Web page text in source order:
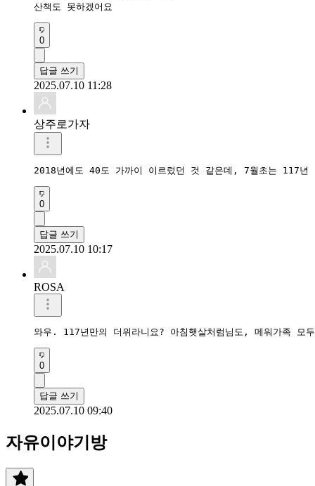
산책도 못하겠어요
0
답글 쓰기
2025.07.10 11:28
상주로가자
2018년에도 40도 가까이 이르렀던 것 같은데, 7월초는 117
0
답글 쓰기
2025.07.10 10:17
ROSA
와우. 117년만의 더위라니요? 아침햇살처럼님도, 메워가족 모
0
답글 쓰기
2025.07.10 09:40
자유이야기방